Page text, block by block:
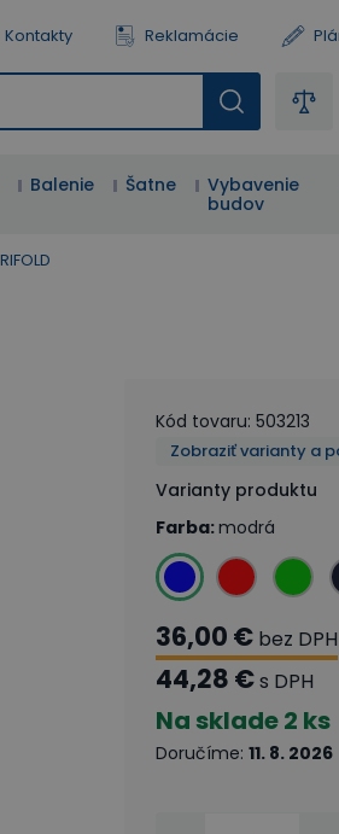
Kontakty Reklamácie
Balenie Šatne
Vybavenie
budov
Kód tovaru: 503213
Zobraziť varianty a
Varianty produktu
Farba:modrá
36,00 € bez DPH
44,28 €s DPH
Na sklade2 ks
Doručíme: 11. 8. 2026